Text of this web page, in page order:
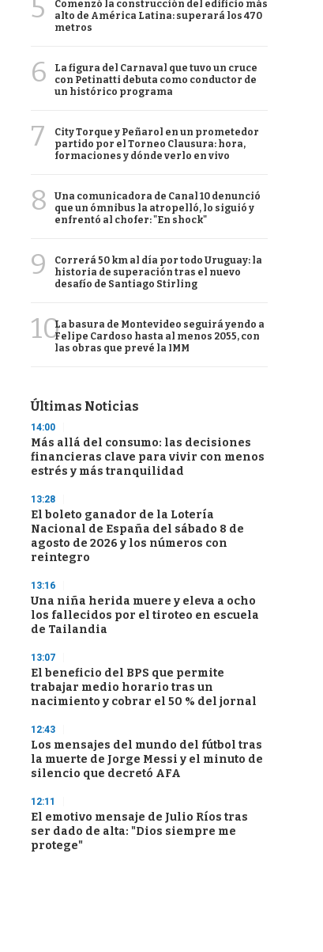
5
Comenzó la construcción del edificio más
alto de América Latina: superará los 470
metros
6
La figura del Carnaval que tuvo un cruce
con Petinatti debuta como conductor de
un histórico programa
7
City Torque y Peñarol en un prometedor
partido por el Torneo Clausura: hora,
formaciones y dónde verlo en vivo
8
Una comunicadora de Canal 10 denunció
que un ómnibus la atropelló, lo siguió y
enfrentó al chofer: "En shock"
9
Correrá 50 km al día por todo Uruguay: la
historia de superación tras el nuevo
desafío de Santiago Stirling
10La basura de Montevideo seguirá yendo a
Felipe Cardoso hasta al menos 2055, con
las obras que prevé la IMM
Últimas Noticias
14:00
Más allá del consumo: las decisiones
financieras clave para vivir con menos
estrés y más tranquilidad
13:28
El boleto ganador de la Lotería
Nacional de España del sábado 8 de
agosto de 2026 y los números con
reintegro
13:16
Una niña herida muere y eleva a ocho
los fallecidos por el tiroteo en escuela
de Tailandia
13:07
El beneficio del BPS que permite
trabajar medio horario tras un
nacimiento y cobrar el 50 % del jornal
12:43
Los mensajes del mundo del fútbol tras
la muerte de Jorge Messi y el minuto de
silencio que decretó AFA
12:11
El emotivo mensaje de Julio Ríos tras
ser dado de alta: "Dios siempre me
protege"